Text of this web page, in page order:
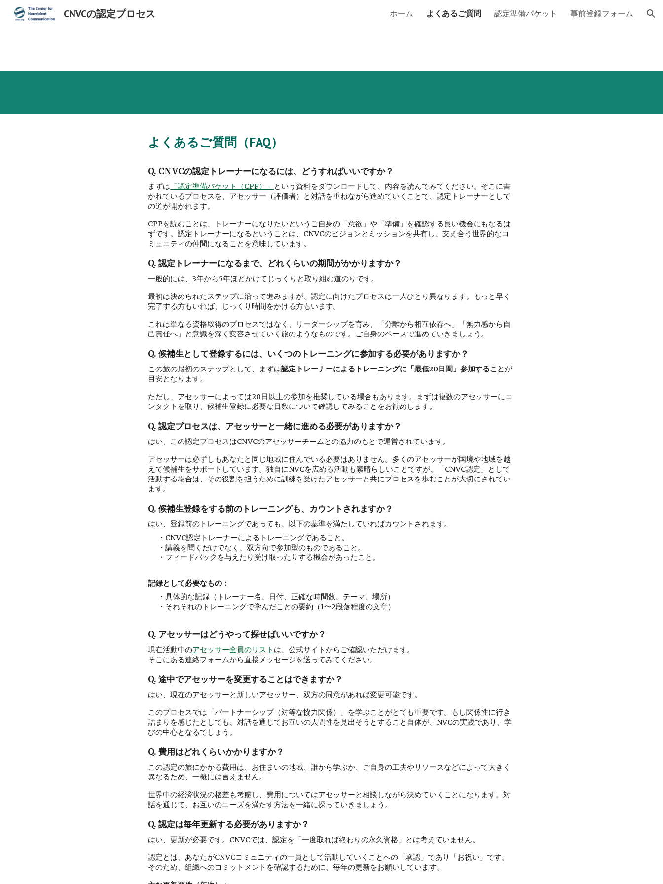
Skip to navigation
CNVCの認定プロセス ホーム よくあるご質問 認定準備パケット 事前登録フォーム
よくあるご質問（FAQ）
Q. CNVCの認定トレーナーになるには、どうすればいいですか？
まずは 「認定準備パケット（CPP）」
という資料をダウンロードして、内容を読んでみてください。そこに書
かれているプロセスを、アセッサー（評価者）と対話を重ねながら進めていくことで、認定トレーナーとして
の道が開かれます。
CPPを読むことは、トレーナーになりたいというご自身の「意欲」や「準備」を確認する良い機会にもなるは
ずです。認定トレーナーになるということは、CNVCのビジョンとミッションを共有し、支え合う世界的なコ
ミュニティの仲間になることを意味しています。
Q. 認定トレーナーになるまで、どれくらいの期間がかかりますか？
一般的には、3年から5年ほどかけてじっくりと取り組む道のりです。
最初は決められたステップに沿って進みますが、認定に向けたプロセスは一人ひとり異なります。もっと早く
完了する方もいれば、じっくり時間をかける方もいます。
これは単なる資格取得のプロセスではなく、リーダーシップを育み、「分離から相互依存へ」「無力感から自
己責任へ」と意識を深く変容させていく旅のようなものです。ご自身のペースで進めていきましょう。
Q. 候補生として登録するには、いくつのトレーニングに参加する必要がありますか？
この旅の最初のステップとして、まずは認定トレーナーによるトレーニングに「最低20日間」参加することが
目安となります。
ただし、アセッサーによっては20日以上の参加を推奨している場合もあります。まずは複数のアセッサーにコ
ンタクトを取り、候補生登録に必要な日数について確認してみることをお勧めします。
Q. 認定プロセスは、アセッサーと一緒に進める必要がありますか？
はい、この認定プロセスはCNVCのアセッサーチームとの協力のもとで運営されています。
アセッサーは必ずしもあなたと同じ地域に住んでいる必要はありません。多くのアセッサーが国境や地域を越
えて候補生をサポートしています。独自にNVCを広める活動も素晴らしいことですが、「CNVC認定」として
活動する場合は、その役割を担うために訓練を受けたアセッサーと共にプロセスを歩むことが大切にされてい
ます。
Q. 候補生登録をする前のトレーニングも、カウントされますか？
はい、登録前のトレーニングであっても、以下の基準を満たしていればカウントされます。
・CNVC認定トレーナーによるトレーニングであること。
・講義を聞くだけでなく、双方向で参加型のものであること。
・フィードバックを与えたり受け取ったりする機会があったこと。
記録として必要なもの：
・具体的な記録（トレーナー名、日付、正確な時間数、テーマ、場所）
・ それぞれのトレーニングで学んだことの要約（1〜2段落程度の文章）
Q. アセッサーはどうやって探せばいいですか？
現在活動中のアセッサー全員のリスト は、公式サイトからご確認いただけます。
そこにある連絡フォームから直接メッセージを送ってみてください。
Q. 途中でアセッサーを変更することはできますか？
はい、現在のアセッサーと新しいアセッサー、双方の同意があれば変更可能です。
このプロセスでは「パートナーシップ（対等な協力関係）」を学ぶことがとても重要です。もし関係性に行き
詰まりを感じたとしても、対話を通じてお互いの人間性を見出そうとすること自体が、NVCの実践であり、学
びの中心となるでしょう。
Q. 費用はどれくらいかかりますか？
この認定の旅にかかる費用は、お住まいの地域、誰から学ぶか、ご自身の工夫やリソースなどによって大きく
異なるため、一概には言えません。
世界中の経済状況の格差も考慮し、費用についてはアセッサーと相談しながら決めていくことになります。対
話を通じて、お互いのニーズを満たす方法を一緒に探っていきましょう。
Q. 認定は毎年更新する必要がありますか？
はい、更新が必要です。CNVCでは、認定を「一度取れば終わりの永久資格」とは考えていません。
認定とは、あなたがCNVCコミュニティの一員として活動していくことへの「承認」であり「お祝い」です。
そのため、組織へのコミットメントを確認するために、毎年の更新をお願いしています。